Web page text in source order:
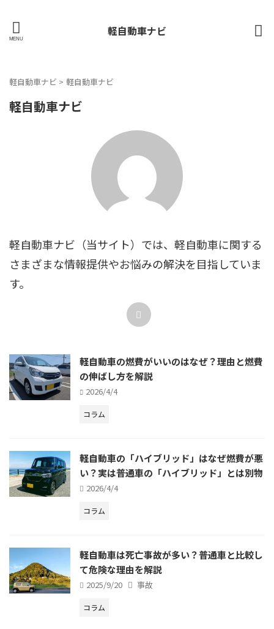
軽自動車ナビ
軽自動車ナビ > 軽自動車ナビ
軽自動車ナビ
軽自動車ナビ（当サイト）では、軽自動車に関する
さまざまな情報提供やお悩みの解決を目指していま
す。
軽自動車の燃費がいいのはなぜ？理由と燃費
の伸ばし方を解説
2026/4/4
コラム
軽自動車の「ハイブリッド」はなぜ燃費が悪
い？実は普通車の「ハイブリッド」とは別物
2026/4/4
コラム
軽自動車は死亡事故が多い？普通車と比較し
て危険な理由を解説
2025/9/20 事故
コラム